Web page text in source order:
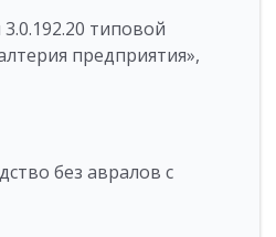
типовой
предприятия»,
без авралов с